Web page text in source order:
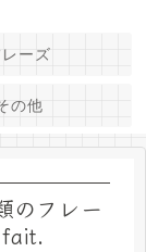
レーズ
の他
のフレー